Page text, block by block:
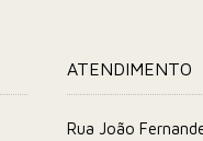
ATENDIMENTO
Rua João